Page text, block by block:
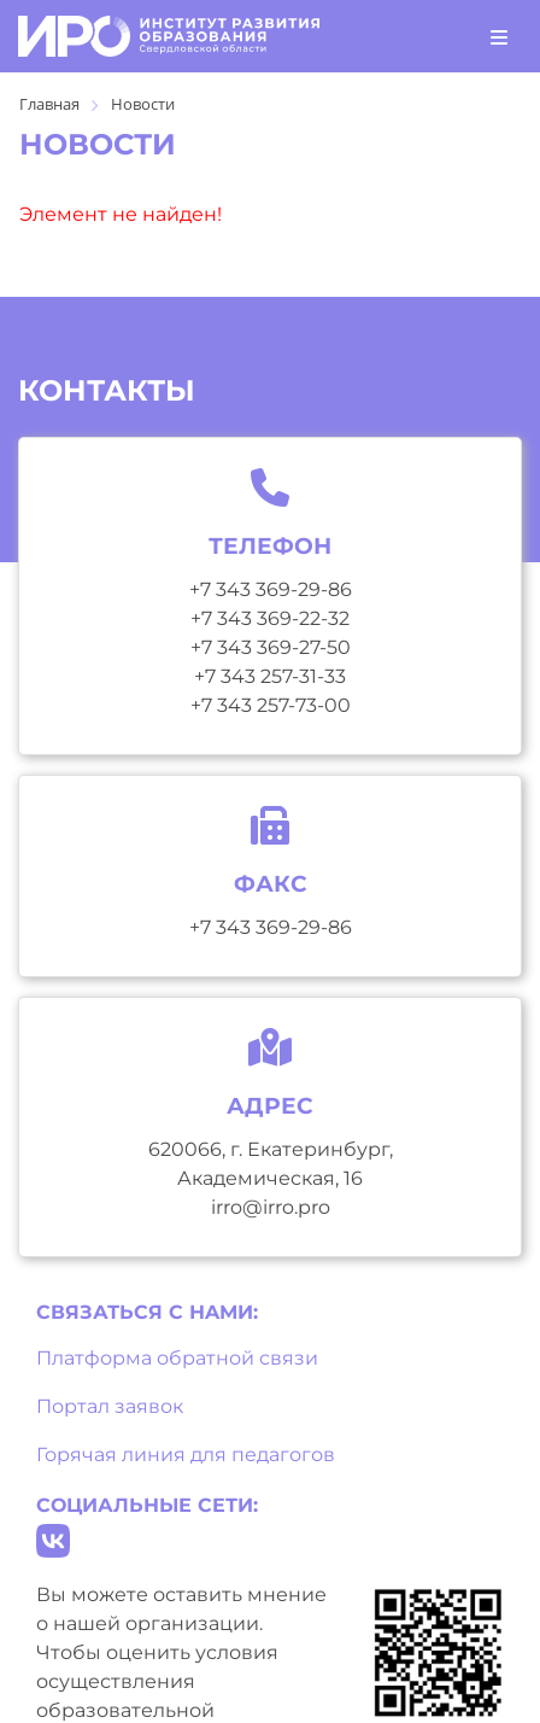
Главная Новости
НОВОСТИ
Элемент не найден!
КОНТАКТЫ
ТЕЛЕФОН
+7 343 369-29-86
+7 343 369-22-32
+7 343 369-27-50
+7 343 257-31-33
+7 343 257-73-00
ФАКС
+7 343 369-29-86
АДРЕС
620066, г. Екатеринбург,
Академическая, 16
irro@irro.pro
СВЯЗАТЬСЯ С НAМИ:
Платформа обратной связи
Портал заявок
Горячая линия для педагогов
СОЦИАЛЬНЫЕ СЕТИ:
Вы можете оставить мнение
о нашей организации.
Чтобы оценить условия
осуществления
образовательной